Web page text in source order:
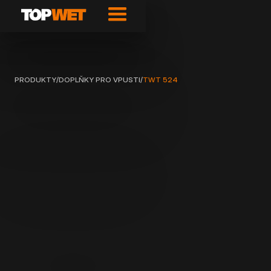
PRODUKTY/DOPLŇKY PRO VPUSTI/TWT 524